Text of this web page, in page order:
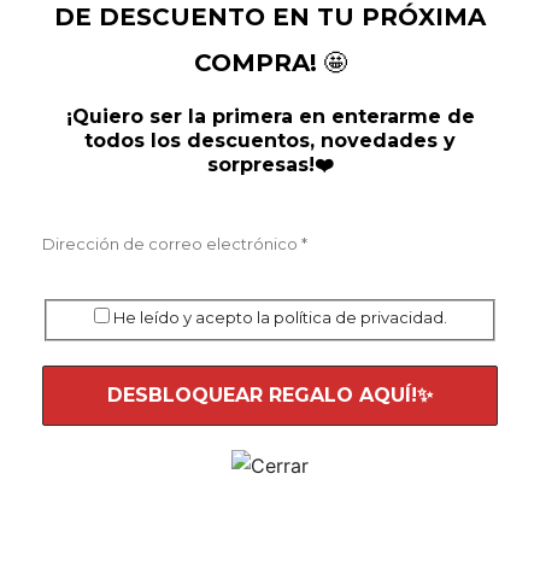
DE DESCUENTO EN TU PRÓXIMA
COMPRA! 🤩
¡Quiero ser la primera en enterarme de
todos los descuentos, novedades y
sorpresas!❤️
He leído y acepto la política de privacidad.